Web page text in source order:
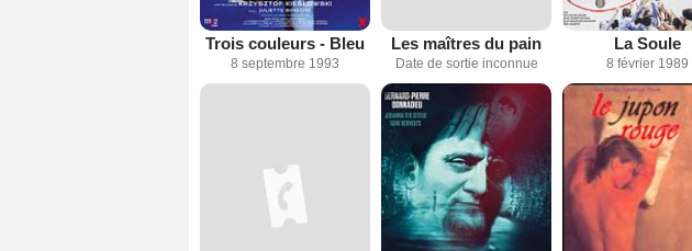
Trois couleurs - Bleu
8 septembre 1993
Les maîtres du pain
Date de sortie inconnue
La Soule
8 février 1989